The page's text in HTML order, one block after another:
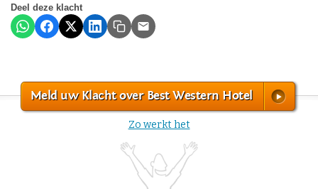
Deel deze klacht
Meld uw Klacht over Best Western Hotel
Zo werkt het